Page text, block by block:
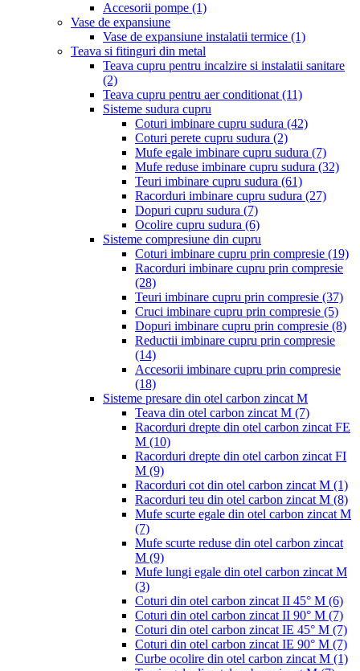
Accesorii pompe (1)
Vase de expansiune
Vase de expansiune instalatii termice (1)
Teava si fitinguri din metal
Teava cupru pentru incalzire si instalatii sanitare
(2)
Teava cupru pentru aer conditionat (11)
Sisteme sudura cupru
Coturi imbinare cupru sudura (42)
Coturi perete cupru sudura (2)
Mufe egale imbinare cupru sudura (7)
Mufe reduse imbinare cupru sudura (32)
Teuri imbinare cupru sudura (61)
Racorduri imbinare cupru sudura (27)
Dopuri cupru sudura (7)
Ocolire cupru sudura (6)
Sisteme compresiune din cupru
Coturi imbinare cupru prin compresie (19)
Racorduri imbinare cupru prin compresie
(28)
Teuri imbinare cupru prin compresie (37)
Cruci imbinare cupru prin compresie (5)
Dopuri imbinare cupru prin compresie (8)
Reductii imbinare cupru prin compresie
(14)
Accesorii imbinare cupru prin compresie
(18)
Sisteme presare din otel carbon zincat M
Teava din otel carbon zincat M (7)
Racorduri drepte din otel carbon zincat FE
M (10)
Racorduri drepte din otel carbon zincat FI
M (9)
Racorduri cot din otel carbon zincat M (1)
Racorduri teu din otel carbon zincat M (8)
Mufe scurte egale din otel carbon zincat M
(7)
Mufe scurte reduse din otel carbon zincat
M (9)
Mufe lungi egale din otel carbon zincat M
(3)
Coturi din otel carbon zincat II 45° M (6)
Coturi din otel carbon zincat II 90° M (7)
Coturi din otel carbon zincat IE 45° M (7)
Coturi din otel carbon zincat IE 90° M (7)
Curbe ocolire din otel carbon zincat M (1)